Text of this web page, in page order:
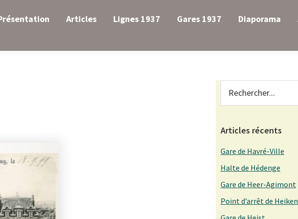
Articles Lignes 1937 Gares 1937 Diaporama
Primary
Sidebar
Articles récents
Gare de Havré-Ville
Halte de Hédenge
Gare de Heer-Agimont
Point d’arrêt de Heiken